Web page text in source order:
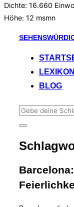
Dichte: 16.660
Höhe: 12 msmn
springen
LEXIKON
BLOG
Suchen
nach:
Seitenleiste
Navigation
umschalten